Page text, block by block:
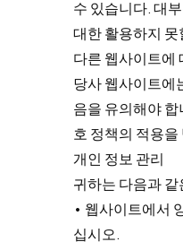
수 있습니다. 대
대한 활용하지
다른 웹사이트에
당사 웹사이트에
음을 유의해야
호 정책의 적용
개인 정보 관리
귀하는 다음과
• 웹사이트에서
십시오.